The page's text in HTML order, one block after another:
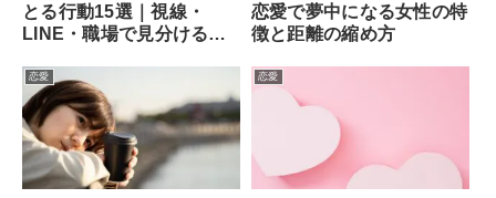
とる行動15選｜視線・
LINE・職場で見分ける方
恋愛で夢中になる女性の特
徴と距離の縮め方
恋愛 恋愛